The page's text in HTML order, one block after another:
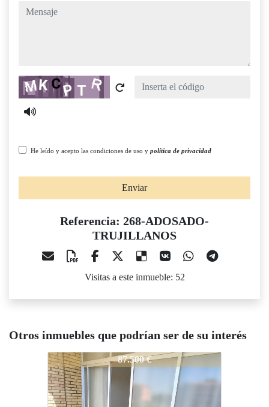
mensaje
Captcha
He leído y acepto las condiciones de uso y política de privacidad
Enviar
Referencia: 268-ADOSADO-
TRUJILLANOS
Visitas a este inmueble: 52
Otros inmuebles que podrían ser de su interés
ADOSADO-TRUJILLANOS
87.500 €
268-ADOSADO-TRUJILLANOS
95.000 €